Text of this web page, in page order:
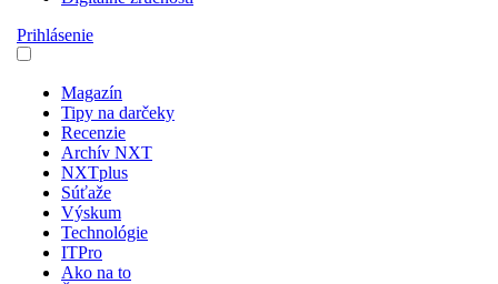
Prihlásenie
Magazín
Tipy na darčeky
Recenzie
Archív NXT
NXTplus
Súťaže
Výskum
Technológie
ITPro
Ako na to